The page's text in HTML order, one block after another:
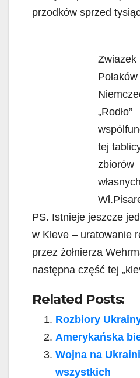
przodków sprzed
Zwiazek
Polaków
„Rodło”
tej
zbiorów
własnych
PS. Istnieje jeszcze
w Kleve – uratowanie
przez żołnierza
następna część tej
Related Posts:
Rozbiory
Amerykańska
Wojna na
wszystkich